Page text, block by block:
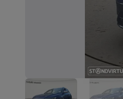
Imagem 1 de 28